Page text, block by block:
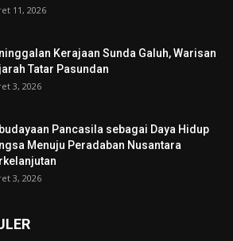
11, 2026
Kerajaan Sunda Galuh, Warisan
Tatar Pasundan
3, 2026
Pancasila sebagai Daya Hidup
Menuju Peradaban Nusantara
3, 2026